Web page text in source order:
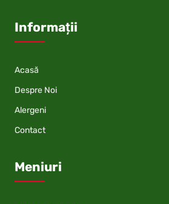
Informații
Acasă
Despre Noi
Alergeni
Contact
Meniuri